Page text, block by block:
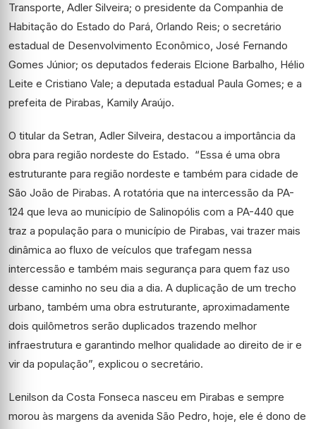
Transporte, Adler Silveira; o presidente da Companhia de
Habitação do Estado do Pará, Orlando Reis; o secretário
estadual de Desenvolvimento Econômico, José Fernando
Gomes Júnior; os deputados federais Elcione Barbalho, Hélio
Leite e Cristiano Vale; a deputada estadual Paula Gomes; e a
prefeita de Pirabas, Kamily Araújo.
O titular da Setran, Adler Silveira, destacou a importância da
obra para região nordeste do Estado. “Essa é uma obra
estruturante para região nordeste e também para cidade de
São João de Pirabas. A rotatória que na intercessão da PA-
124 que leva ao município de Salinopólis com a PA-440 que
traz a população para o município de Pirabas, vai trazer mais
dinâmica ao fluxo de veículos que trafegam nessa
intercessão e também mais segurança para quem faz uso
desse caminho no seu dia a dia. A duplicação de um trecho
urbano, também uma obra estruturante, aproximadamente
dois quilômetros serão duplicados trazendo melhor
infraestrutura e garantindo melhor qualidade ao direito de ir e
vir da população”, explicou o secretário.
Lenilson da Costa Fonseca nasceu em Pirabas e sempre
morou às margens da avenida São Pedro, hoje, ele é dono de